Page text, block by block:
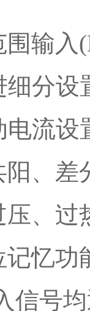
输入
细分设
电流
、差
、过
记忆功
信号